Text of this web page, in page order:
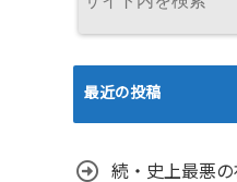
最近の投稿
続・史上最悪